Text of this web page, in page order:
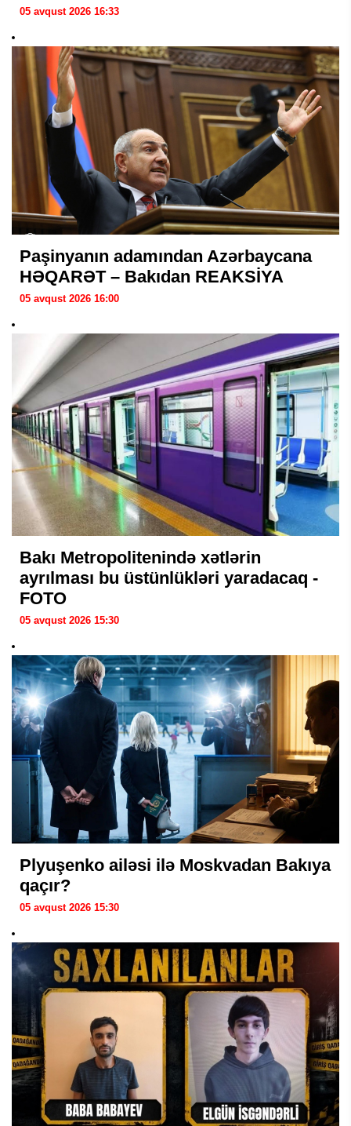
05 avqust 2026 16:33
Paşinyanın adamından Azərbaycana
HƏQARƏT – Bakıdan REAKSİYA
05 avqust 2026 16:00
Bakı Metropolitenində xətlərin
ayrılması bu üstünlükləri yaradacaq -
FOTO
05 avqust 2026 15:30
Plyuşenko ailəsi ilə Moskvadan Bakıya
qaçır?
05 avqust 2026 15:30